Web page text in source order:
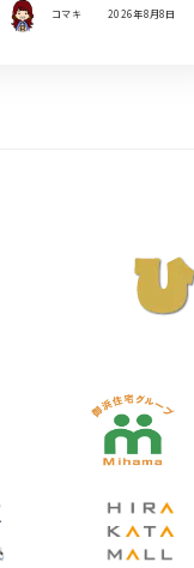
コマキ 2026年8月8日